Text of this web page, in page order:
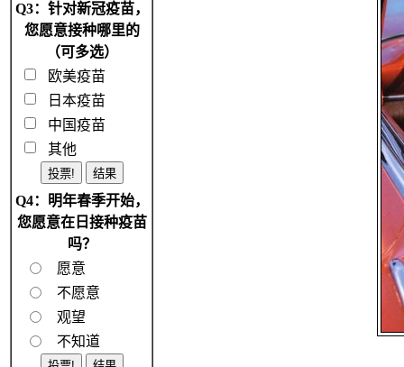
Q3：针对新冠疫苗，
您愿意接种哪里的
（可多选）
欧美疫苗
日本疫苗
中国疫苗
其他
Q4：明年春季开始，
您愿意在日接种疫苗
吗？
愿意
不愿意
观望
不知道